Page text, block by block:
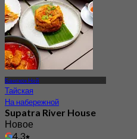
Бангкок Ной
Тайская
На набережной
Supatra River House
Новое
4.3